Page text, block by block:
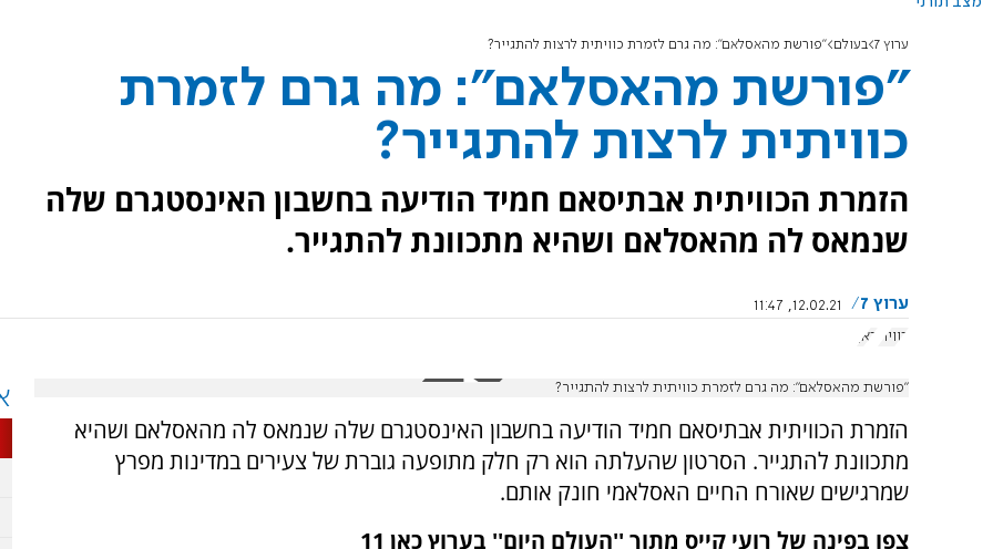
ערוץ 7 בעולם "פורשת מהאסלאם": מה גרם לזמרת כוויתית לרצות להתגייר?
"פורשת מהאסלאם": מה גרם לזמרת
כוויתית לרצות להתגייר?
הזמרת הכוויתית אבתיסאם חמיד הודיעה בחשבון האינסטגרם שלה
שנמאס לה מהאסלאם ושהיא מתכוונת להתגייר.
ערוץ 7
12.02.21, 11:47
כווית
כאן
"פורשת מהאסלאם": מה גרם לזמרת כוויתית לרצות להתגייר?
הזמרת הכוויתית אבתיסאם חמיד הודיעה בחשבון האינסטגרם שלה שנמאס לה מהאסלאם ושהיא
מתכוונת להתגייר. הסרטון שהעלתה הוא רק חלק מתופעה גוברת של צעירים במדינות מפרץ
שמרגישים שאורח החיים האסלאמי חונק אותם.
צפו בפינה של רועי קייס מתוך ''העולם היום'' בערוץ כאן 11